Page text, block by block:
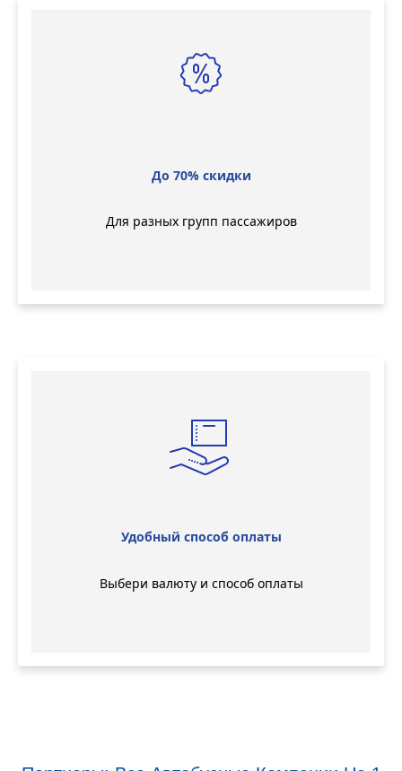
До 70% скидки
Для разных групп пассажиров
Удобный способ оплаты
Выбери валюту и способ оплаты